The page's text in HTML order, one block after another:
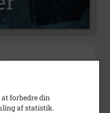
Hansen
forbedre din
af statistik.